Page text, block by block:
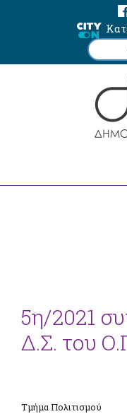
5η/2021
Δ.Σ. του
Τμήμα Πολιτισμού